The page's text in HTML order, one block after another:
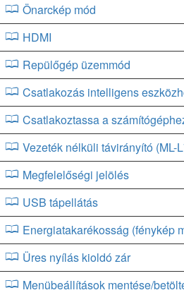
Önarckép mód
HDMI
Repülőgép üzemmód
Csatlakozás intelligens
Csatlakoztassa a
Vezeték nélküli távirányító (ML-
Megfelelőségi jelölés
USB tápellátás
Energiatakarékosság (fénykép
Üres nyílás kioldó zár
Menübeállítások mentése/